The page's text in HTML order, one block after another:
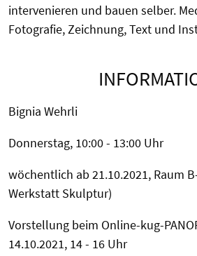
intervenieren und bauen selber.
Fotografie, Zeichnung, Text und
Bignia Wehrli
Donnerstag, 10:00 - 13:00 Uhr
wöchentlich ab 21.10.2021, Raum
Werkstatt Skulptur)
Vorstellung beim Online-kug-
14.10.2021, 14 - 16 Uhr